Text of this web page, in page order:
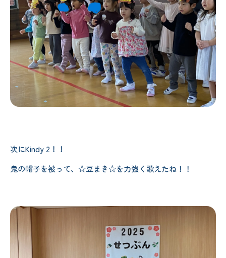
次にKindy 2！！
鬼の帽子を被って、☆豆まき☆を力強く歌えたね！！